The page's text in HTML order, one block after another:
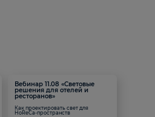
Вебинар 11.08 «Световые
решения для отелей и
ресторанов»
Как проектировать свет для
HoReCa-пространств